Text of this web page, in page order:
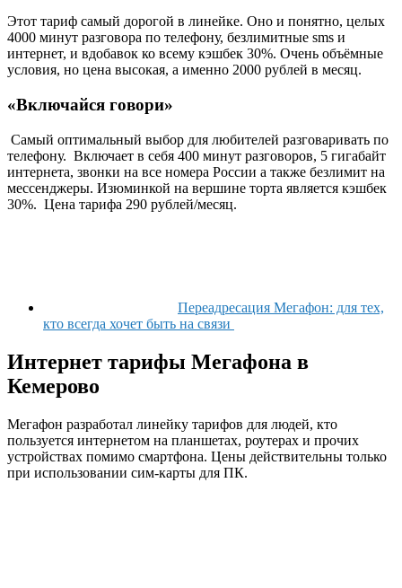
Этот тариф самый дорогой в линейке. Оно и понятно, целых
4000 минут разговора по телефону, безлимитные sms и
интернет, и вдобавок ко всему кэшбек 30%. Очень объёмные
условия, но цена высокая, а именно 2000 рублей в месяц.
«Включайся говори»
Самый оптимальный выбор для любителей разговаривать по
телефону. Включает в себя 400 минут разговоров, 5 гигабайт
интернета, звонки на все номера России а также безлимит на
мессенджеры. Изюминкой на вершине торта является кэшбек
30%. Цена тарифа 290 рублей/месяц.
Переадресация Мегафон: для тех,
кто всегда хочет быть на связи
Интернет тарифы Мегафона в
Кемерово
Мегафон разработал линейку тарифов для людей, кто
пользуется интернетом на планшетах, роутерах и прочих
устройствах помимо смартфона. Цены действительны только
при использовании сим-карты для ПК.